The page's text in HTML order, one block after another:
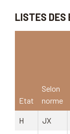
LISTES DES
Etat
Selon
norme
H JX